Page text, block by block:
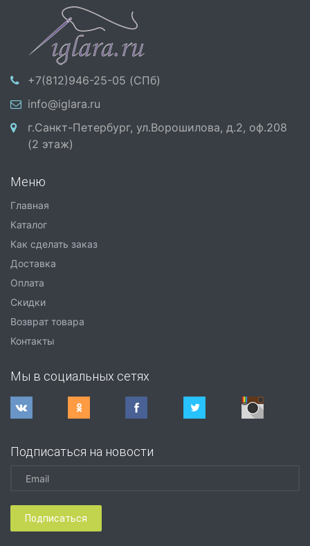
+7(812)946-25-05 (СПб)
info@iglara.ru
г.Санкт-Петербург, ул.Ворошилова, д.2, оф.208
(2 этаж)
Меню
Главная
Каталог
Как сделать заказ
Доставка
Оплата
Скидки
Возврат товара
Контакты
Мы в социальных сетях
Подписаться на новости
Подписаться